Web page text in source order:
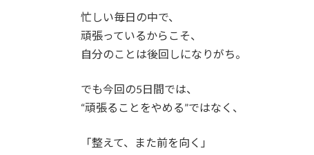
忙しい毎日の中で、
頑張っているからこそ、
自分のことは後回しになりがち。
でも今回の5日間では、
“頑張ることをやめる”ではなく、
「整えて、また前を向く」